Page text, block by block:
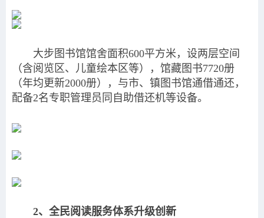
大步图书馆馆舍面积600平方米，设两层空间
（含阅览区、儿童绘本区等），馆藏图书7720册
（年均更新2000册），与市、镇图书馆通借通还，
配备2名专职管理员同自助借还机等设备。
2、全民阅读服务体系升级创新